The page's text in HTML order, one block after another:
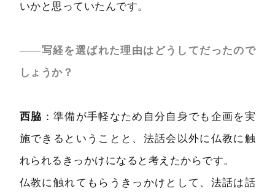
いかと思っていたんです。
――写経を選ばれた理由はどうしてだったので
しょうか？
西脇 ：準備が手軽なため自分自身でも企画を実
施できるということと、法話会以外に仏教に触
れられるきっかけになると考えたからです。
仏教に触れてもらうきっかけとして、法話は話